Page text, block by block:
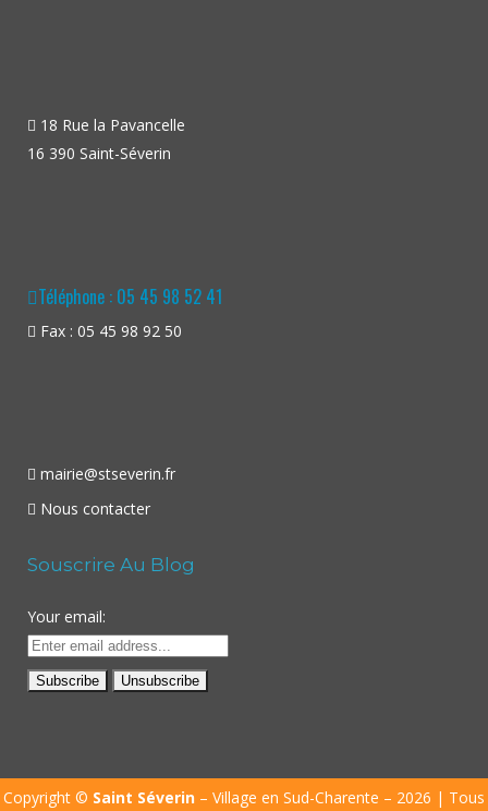
18 Rue la Pavancelle
16 390 Saint-Séverin
Téléphone : 05 45 98 52 41
Fax : 05 45 98 92 50
mairie@stseverin.fr
Nous contacter
Souscrire Au Blog
Your email:
Copyright © Saint Séverin – Village en Sud-Charente – 2026 | Tous